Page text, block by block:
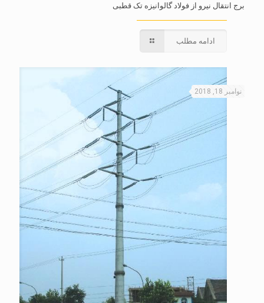
برج انتقال نیرو از فولاد گالوانیزه تک قطبی
ادامه مطلب
نوامبر 18, 2018